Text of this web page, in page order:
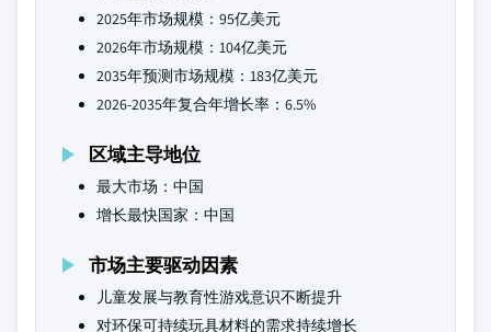
2025年市场规模：95亿美元
2026年市场规模：104亿美元
2035年预测市场规模：183亿美元
2026-2035年复合年增长率：6.5%
区域主导地位
最大市场：中国
增长最快国家：中国
市场主要驱动因素
儿童发展与教育性游戏意识不断提升
对环保可持续玩具材料的需求持续增长